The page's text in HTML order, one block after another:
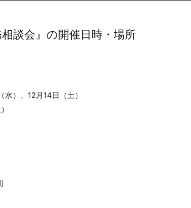
談会』の開催日時・場所
）、12月14日（土）